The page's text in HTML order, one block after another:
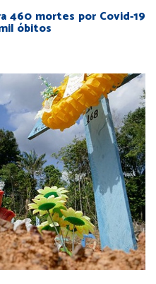
460 mortes por Covid-19
óbitos